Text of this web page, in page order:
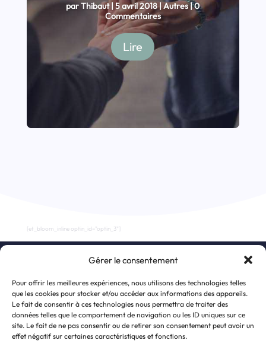
Gérer le consentement
Pour offrir les meilleures expériences, nous utilisons des technologies telles
que les cookies pour stocker et/ou accéder aux informations des appareils.
Le fait de consentir à ces technologies nous permettra de traiter des
données telles que le comportement de navigation ou les ID uniques sur ce
site. Le fait de ne pas consentir ou de retirer son consentement peut avoir un
effet négatif sur certaines caractéristiques et fonctions.
parThibaut|5 avril 2018|Autres| 0
Commentaires
Lire
[et_bloom_inline optin_id="optin_3"]
S’inscrire à la newsletter